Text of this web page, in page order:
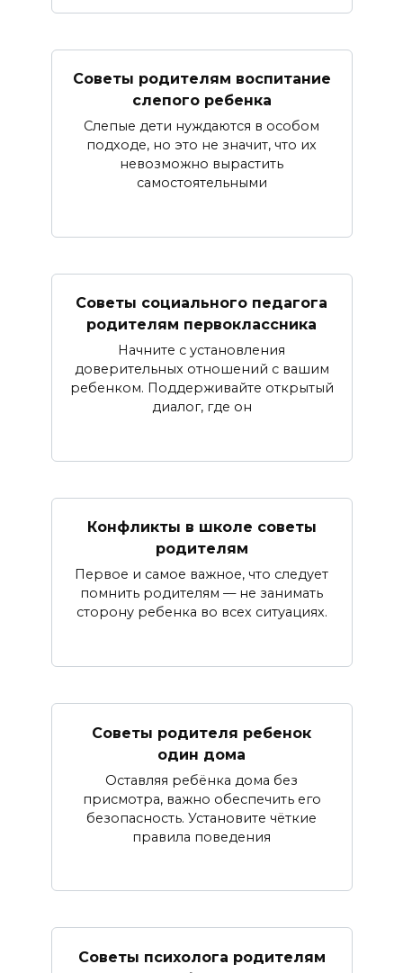
Советы родителям воспитание
слепого ребенка
Слепые дети нуждаются в особом
подходе, но это не значит, что их
невозможно вырастить
самостоятельными
Советы социального педагога
родителям первоклассника
Начните с установления
доверительных отношений с вашим
ребенком. Поддерживайте открытый
диалог, где он
Конфликты в школе советы
родителям
Первое и самое важное, что следует
помнить родителям — не занимать
сторону ребенка во всех ситуациях.
Советы родителя ребенок
один дома
Оставляя ребёнка дома без
присмотра, важно обеспечить его
безопасность. Установите чёткие
правила поведения
Советы психолога родителям